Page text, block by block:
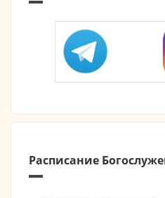
Расписание